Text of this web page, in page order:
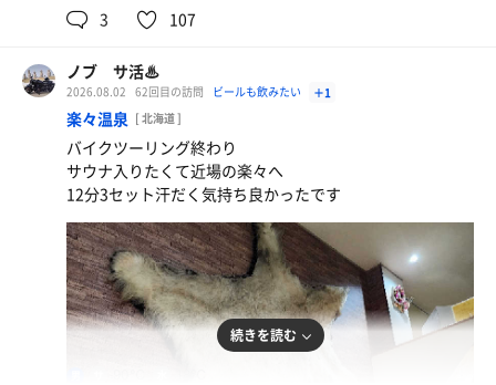
味噌角煮
スーパードライ
水
3 107
ノブ サ活♨
2026.08.02 62回目の訪問 ビールも飲みたい ＋1
楽々温泉 [ 北海道 ]
バイクツーリング終わり
サウナ入りたくて近場の楽々へ
12分3セット汗だく気持ち良かったです
続きを読む